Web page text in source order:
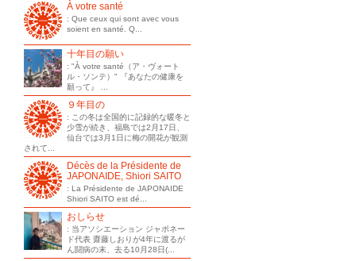
À votre santé
: Que ceux qui sont avec vous
soient en santé. Q...
十年目の願い
: "À votre santé（ア・ヴォート
ル・ソンテ）" 『あなたの健康を
願って』 ...
９年目の
: この冬は全国的に記録的な暖冬と
少雪が続き、福島では2月17日、
仙台では3月1日に梅の開花が観測
されて...
Décès de la Présidente de
JAPONAIDE, Shiori SAITO
: La Présidente de JAPONAIDE
Shiori SAITO est dé...
おしらせ
: 当アソシエーション ジャポネー
ド代表 齋藤しおりが4年に渡るが
ん闘病の末、去る10月28日(...